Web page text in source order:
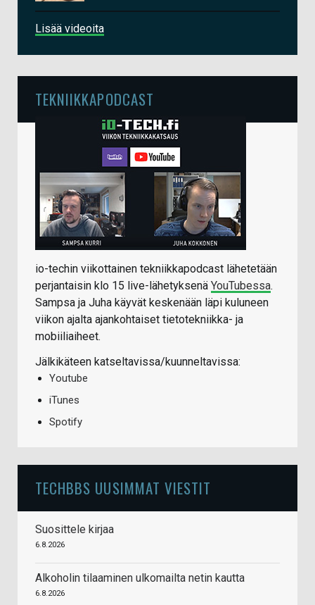
Lisää videoita
TEKNIIKKAPODCAST
io-techin viikottainen tekniikkapodcast lähetetään
perjantaisin klo 15 live-lähetyksenä YouTubessa.
Sampsa ja Juha käyvät keskenään läpi kuluneen
viikon ajalta ajankohtaiset tietotekniikka- ja
mobiiliaiheet.
Jälkikäteen katseltavissa/kuunneltavissa:
Youtube
iTunes
Spotify
TECHBBS UUSIMMAT VIESTIT
Suosittele kirjaa
6.8.2026
Alkoholin tilaaminen ulkomailta netin kautta
6.8.2026